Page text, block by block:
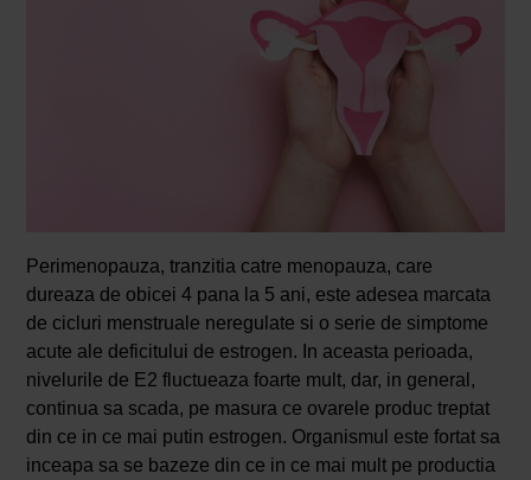
Perimenopauza, tranzitia catre menopauza, care
dureaza de obicei 4 pana la 5 ani, este adesea marcata
de cicluri menstruale neregulate si o serie de simptome
acute ale deficitului de estrogen. In aceasta perioada,
nivelurile de E2 fluctueaza foarte mult, dar, in general,
continua sa scada, pe masura ce ovarele produc treptat
din ce in ce mai putin estrogen. Organismul este fortat sa
inceapa sa se bazeze din ce in ce mai mult pe productia